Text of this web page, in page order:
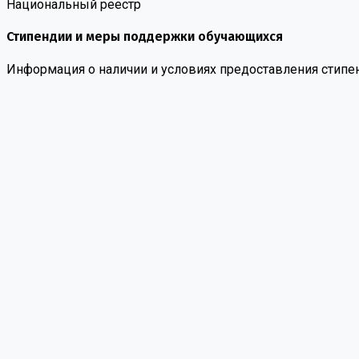
Национальный реестр
Стипендии и меры поддержки обучающихся
Информация о наличии и условиях предоставления